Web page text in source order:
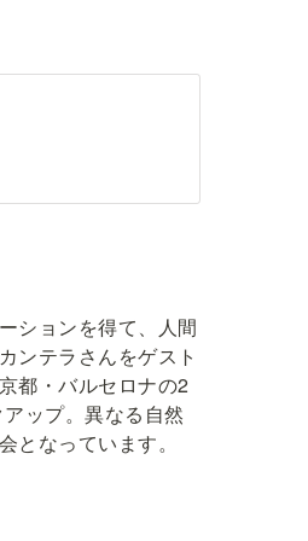
ションを得て、人間
ンテラさんをゲスト
都・バルセロナの2
ップ。異なる自然
なっています。